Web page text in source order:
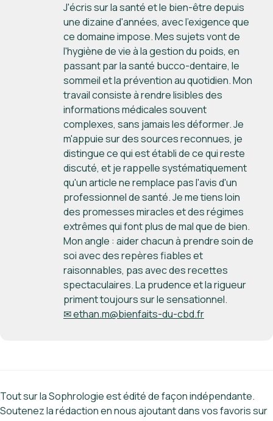
J'écris sur la santé et le bien-être depuis
une dizaine d'années, avec l'exigence que
ce domaine impose. Mes sujets vont de
l'hygiène de vie à la gestion du poids, en
passant par la santé bucco-dentaire, le
sommeil et la prévention au quotidien. Mon
travail consiste à rendre lisibles des
informations médicales souvent
complexes, sans jamais les déformer. Je
m'appuie sur des sources reconnues, je
distingue ce qui est établi de ce qui reste
discuté, et je rappelle systématiquement
qu'un article ne remplace pas l'avis d'un
professionnel de santé. Je me tiens loin
des promesses miracles et des régimes
extrêmes qui font plus de mal que de bien.
Mon angle : aider chacun à prendre soin de
soi avec des repères fiables et
raisonnables, pas avec des recettes
spectaculaires. La prudence et la rigueur
priment toujours sur le sensationnel.
✉ ethan.m@bienfaits-du-cbd.fr
Tout sur la Sophrologie est édité de façon indépendante.
Soutenez la rédaction en nous ajoutant dans vos favoris sur